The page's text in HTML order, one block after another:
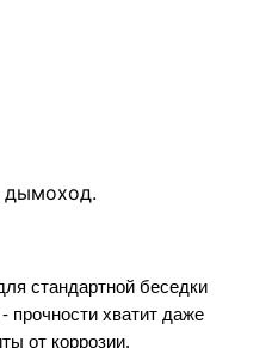
дымоход.
стандартной беседки
прочности хватит даже
от коррозии.